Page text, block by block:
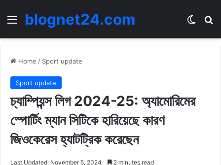
Menublognet24.com
Home / Sport update
Sport update
চ্যাম্পিয়ন্স লিগ 2024-25: অ্যামোরিমের
স্পোর্টিং ম্যান সিটিকে হারিয়েছে কারণ
জিওকেরেস হ্যাটট্রিক করেছেন
Last Updated: November 5, 2024 2 minutes read